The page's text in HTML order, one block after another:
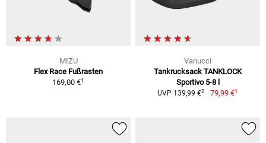
MIZU
Flex Race Fußrasten
169,00 €1
Vanucci
Tankrucksack TANKLOCK
Sportivo 5-8 l
UVP 139,99 €2 79,99 €1